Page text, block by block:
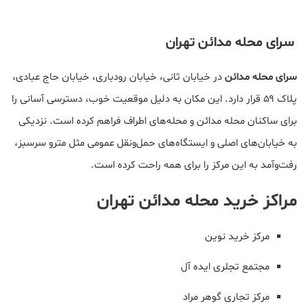
سرای محله مدائن تهران
سرای محله مدائندر خیابان ثانی، خیابان رودباری، خیابان حاج عبادی،
پلاک ۵۹ قرار دارد. این مکان به دلیل موقعیت خوب، دسترسی آسانی را
برای ساکنان محله مدائن و محله‌های اطراف فراهم کرده است. نزدیکی
به خیابان‌های اصلی و ایستگاه‌های حمل‌ونقل عمومی مثل مترو سرسبز،
رفت‌وآمد به این مرکز را برای همه راحت کرده است.
مراکز خرید محله مدائن تهران
مرکز خرید نوین
مجتمع تجلری ایده آل
مرکز تجاری گوهر مراد